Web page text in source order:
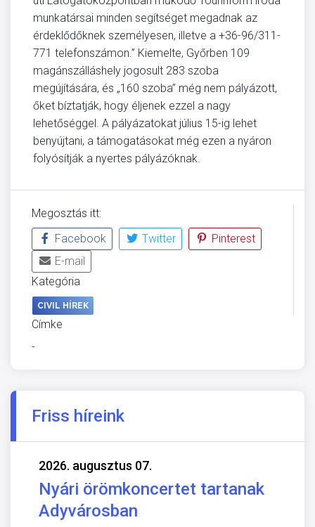
munkatársai minden segítséget megadnak az
érdeklődőknek személyesen, illetve a +36-96/311-
771 telefonszámon.” Kiemelte, Győrben 109
magánszálláshely jogosult 283 szoba
megújítására, és „160 szoba” még nem pályázott,
őket bíztatják, hogy éljenek ezzel a nagy
lehetőséggel. A pályázatokat július 15-ig lehet
benyújtani, a támogatásokat még ezen a nyáron
folyósítják a nyertes pályázóknak.
Megosztás itt:
Facebook
Twitter
Pinterest
E-mail
Kategória
CIVIL HÍREK
Címke
-
Friss híreink
2026. augusztus 07.
Nyári örömkoncertet tartanak
Adyvárosban